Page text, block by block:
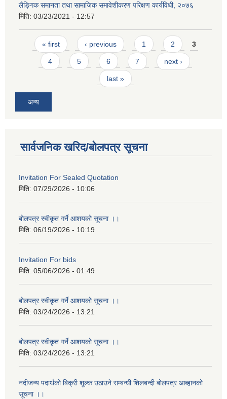
लैङ्गिक समानता तथा सामाजिक समावेशीकरण परिक्षण कार्यविधी, २०७६
मिति: 03/23/2021 - 12:57
Pages
« first ‹ previous 1 2 3
4 5 6 7 next ›
last »
अन्य
सार्वजनिक खरिद/बोलपत्र सूचना
Invitation For Sealed Quotation
मिति: 07/29/2026 - 10:06
बोलपत्र स्वीकृत गर्ने आशयको सूचना ।।
मिति: 06/19/2026 - 10:19
Invitation For bids
मिति: 05/06/2026 - 01:49
बोलपत्र स्वीकृत गर्ने आशयको सूचना ।।
मिति: 03/24/2026 - 13:21
बोलपत्र स्वीकृत गर्ने आशयको सूचना ।।
मिति: 03/24/2026 - 13:21
नदीजन्य पदार्थको बिक्री शूल्क उठाउने सम्बन्धी शिलबन्दी बोलपत्र आब्हानको
सूचना ।।